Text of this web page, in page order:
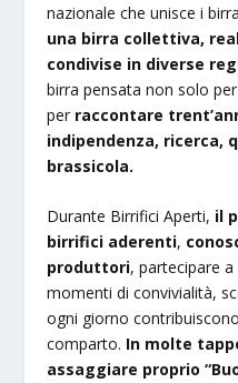
nazionale che unisce i
una birra collettiva,
condivise in diverse
birra pensata non solo
per raccontare
indipendenza, ricerca,
brassicola.
Durante Birrifici Aperti, il
birrifici aderenti,
produttori, partecipare
momenti di convivialità,
ogni giorno
comparto. In molte
assaggiare proprio